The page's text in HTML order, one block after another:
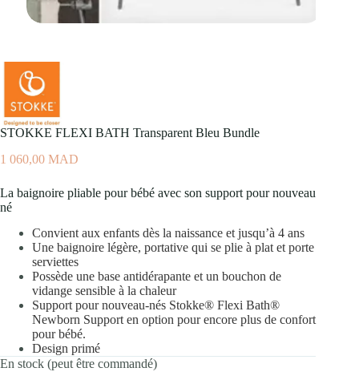
STOKKE FLEXI BATH Transparent Bleu Bundle
1 060,00 MAD
La baignoire pliable pour bébé avec son support pour nouveau
né
Convient aux enfants dès la naissance et jusqu’à 4 ans
Une baignoire légère, portative qui se plie à plat et porte
serviettes
Possède une base antidérapante et un bouchon de
vidange sensible à la chaleur
Support pour nouveau-nés Stokke® Flexi Bath®
Newborn Support en option pour encore plus de confort
pour bébé.
Design primé
En stock (peut être commandé)